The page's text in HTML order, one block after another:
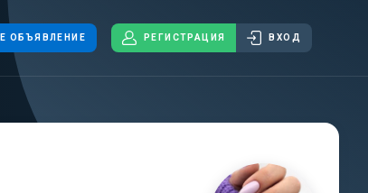
ОБЪЯВЛЕНИЕ РЕГИСТРАЦИЯ ВХОД